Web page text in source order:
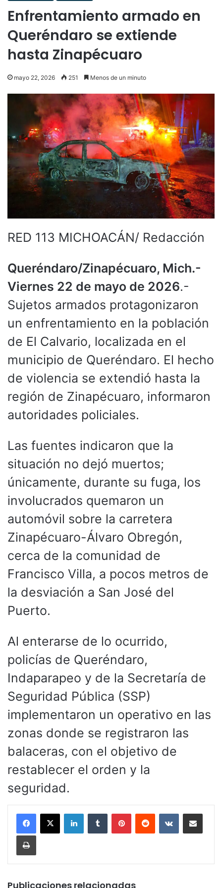
Enfrentamiento armado en
Queréndaro se extiende
hasta Zinapécuaro
mayo 22, 2026 251 Menos de un minuto
RED 113 MICHOACÁN/ Redacción
Queréndaro/Zinapécuaro, Mich.-
Viernes 22 de mayo de 2026.-
Sujetos armados protagonizaron
un enfrentamiento en la población
de El Calvario, localizada en el
municipio de Queréndaro. El hecho
de violencia se extendió hasta la
región de Zinapécuaro, informaron
autoridades policiales.
Las fuentes indicaron que la
situación no dejó muertos;
únicamente, durante su fuga, los
involucrados quemaron un
automóvil sobre la carretera
Zinapécuaro-Álvaro Obregón,
cerca de la comunidad de
Francisco Villa, a pocos metros de
la desviación a San José del
Puerto.
Al enterarse de lo ocurrido,
policías de Queréndaro,
Indaparapeo y de la Secretaría de
Seguridad Pública (SSP)
implementaron un operativo en las
zonas donde se registraron las
balaceras, con el objetivo de
restablecer el orden y la
seguridad.
LinkedInTumblr PinterestReddit VKontakteCompartir por
Imprimir
Publicaciones relacionadas